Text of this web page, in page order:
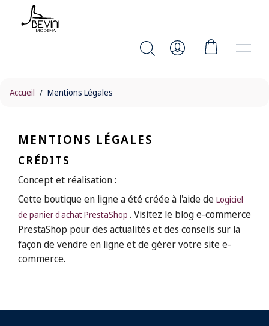
Accueil Mentions Légales
MENTIONS LÉGALES
CRÉDITS
Concept et réalisation :
Cette boutique en ligne a été créée à l'aide de Logiciel
de panier d'achat PrestaShop . Visitez le blog e-commerce
PrestaShop pour des actualités et des conseils sur la
façon de vendre en ligne et de gérer votre site e-
commerce.